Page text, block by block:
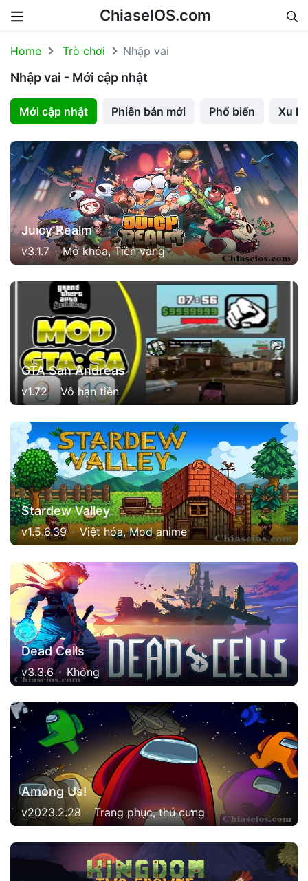
ChiaseIOS.com
Home Trò chơi Nhập vai
Nhập vai - Mới cập nhật
Mới cập nhật Phiên bản mới Phổ biến Xu
Juicy Realm
v3.1.7 Mở khóa, Tiền vàng
GTA San Andreas
v1.72 Vô hạn tiền
Stardew Valley
v1.5.6.39 Việt hóa, Mod anime
Dead Cells
v3.3.6 Không
Among Us!
v2023.2.28 Trang phục, thú cưng